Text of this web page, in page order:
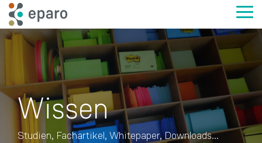
Skip
to
the
main
content.
Wissen
Studien, Fachartikel, Whitepaper, Downloads...